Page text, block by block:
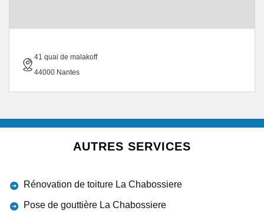
41 quai de malakoff
44000 Nantes
AUTRES SERVICES
Rénovation de toiture La Chabossiere
Pose de gouttière La Chabossiere